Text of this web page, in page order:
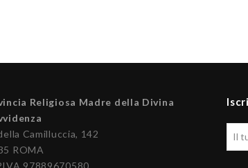
Religiosa Madre della Divina
Camilluccia, 142
ROMA
97889670580